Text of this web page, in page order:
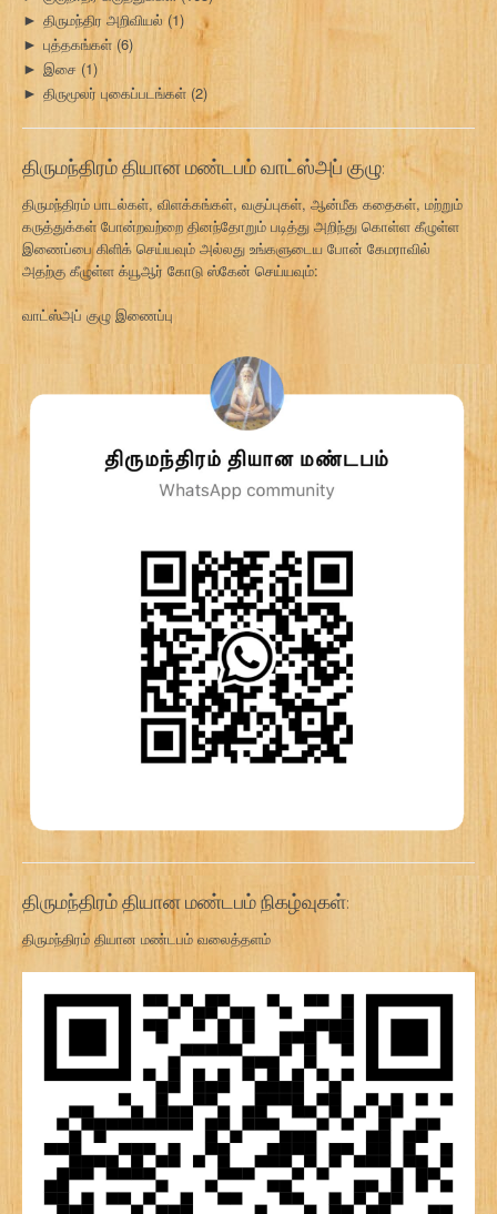
► திருமந்திர அறிவியல்(1)
► புத்தகங்கள் (6)
► இசை (1)
► திருமூலர் புகைப்படங்கள் (2)
திருமந்திரம் தியான மண்டபம் வாட்ஸ்அப் குழு:
திருமந்திரம் பாடல்கள், விளக்கங்கள், வகுப்புகள், ஆன்மீக கதைகள், மற்றும்
கருத்துக்கள் போன்றவற்றை தினந்தோறும் படித்து அறிந்து கொள்ள கீழுள்ள
இணைப்பை கிளிக் செய்யவும் அல்லது உங்களுடைய போன் கேமராவில்
அதற்கு கீழுள்ள க்யூஆர் கோடு ஸ்கேன் செய்யவும்:
வாட்ஸ்அப் குழு இணைப்பு
திருமந்திரம் தியான மண்டபம் நிகழ்வுகள்:
திருமந்திரம் தியான மண்டபம் வலைத்தளம்